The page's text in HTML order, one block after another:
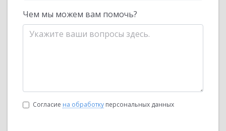
Чем мы можем вам помочь?
Согласие на обработку персональных данных